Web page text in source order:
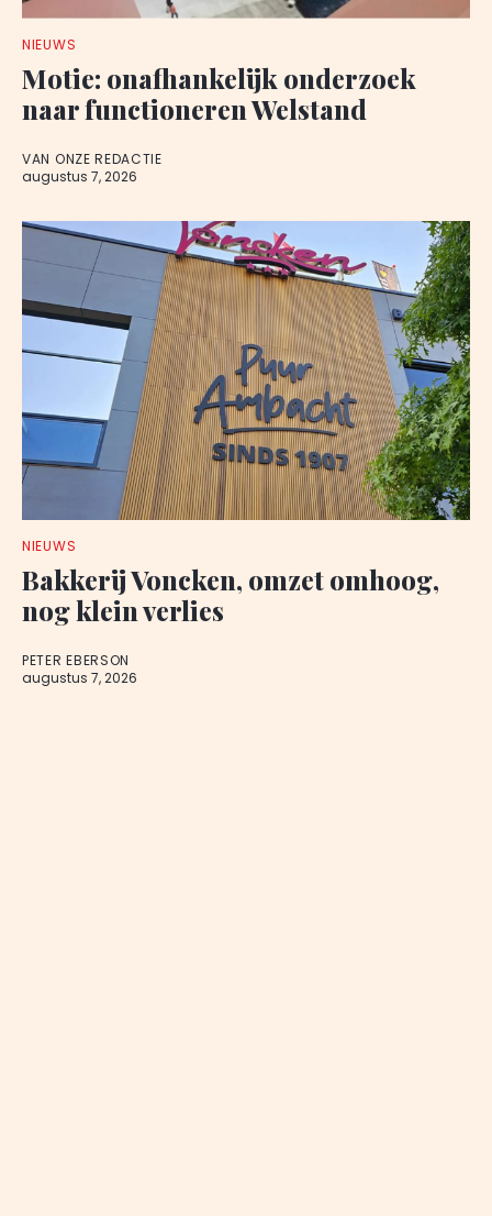
NIEUWS
Motie: onafhankelijk onderzoek
naar functioneren Welstand
VAN ONZE REDACTIE
augustus 7, 2026
NIEUWS
Bakkerij Voncken, omzet omhoog,
nog klein verlies
PETER EBERSON
augustus 7, 2026